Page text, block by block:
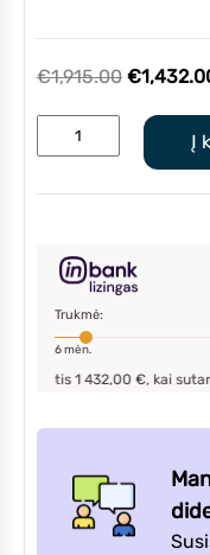
€1,915.00 Original
was:
€1,915.00.
€
produkto
kiekis:
oro
kondicionierius
5,0/5,8kW
Į
Trukmė:
6mėn.
1 432,00€, kai sutartis